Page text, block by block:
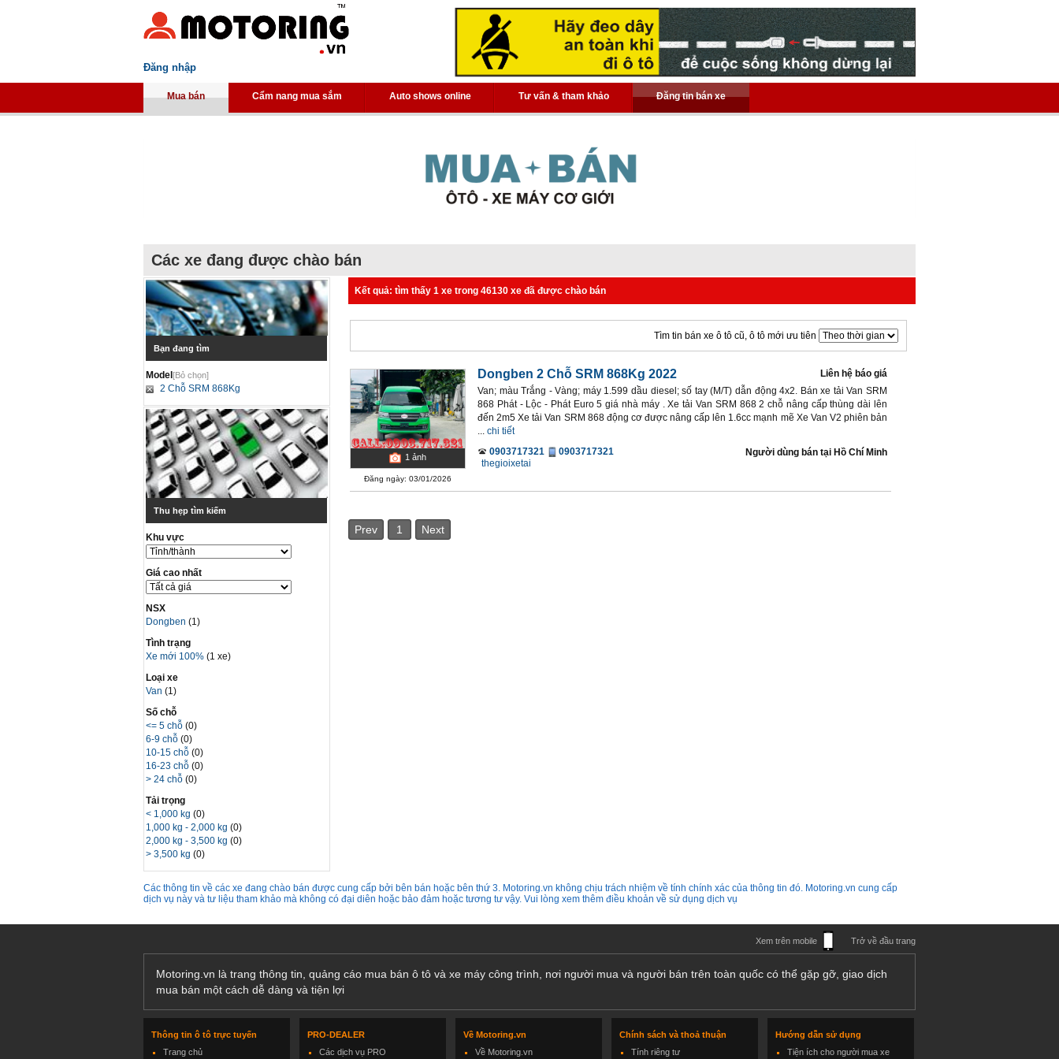
Đăng nhập
Mua bán Cẩm nang mua sắm Auto shows online Tư vấn & tham khảo Đăng tin bán xe
Các xe đang được chào bán
Bạn đang tìm
Model[Bỏ chọn]
2 Chỗ SRM 868Kg
Thu hẹp tìm kiếm
Khu vực
Giá cao nhất
NSX
Dongben(1)
Tình trạng
Xe mới 100% (1 xe)
Loại xe
Van(1)
Số chỗ
<= 5 chỗ(0)
6-9 chỗ(0)
10-15 chỗ(0)
16-23 chỗ(0)
> 24 chỗ(0)
Tải trọng
< 1,000 kg(0)
1,000 kg - 2,000 kg(0)
2,000 kg - 3,500 kg(0)
> 3,500 kg(0)
Kết quả: tìm thấy 1 xe trong 46130 xe đã được chào bán
Tìm tin bán xe ô tô cũ, ô tô mới ưu tiên
1 ảnh
Đăng ngày: 03/01/2026
Dongben 2 Chỗ SRM 868Kg 2022
Liên hệ báo giá
Van; màu Trắng - Vàng; máy 1.599 dầu diesel; số tay (M/T) dẫn động 4x2. Bán xe tải Van SRM
868 Phát - Lộc - Phát Euro 5 giá nhà máy . Xe tải Van SRM 868 2 chỗ nâng cấp thùng dài lên
đến 2m5 Xe tải Van SRM 868 động cơ được nâng cấp lên 1.6cc mạnh mẽ Xe Van V2 phiên bản
... chi tiết
0903717321
0903717321
thegioixetai
Người dùng bán tại Hồ Chí Minh
Prev 1 Next
Các thông tin về các xe đang chào bán được cung cấp bởi bên bán hoặc bên thứ 3. Motoring.vn không chịu trách nhiệm về tính chính xác của thông tin đó. Motoring.vn cung cấp
dịch vụ này và tư liệu tham khảo mà không có đại diên hoặc bảo đảm hoặc tương tư vậy. Vui lòng xem thêm điều khoản về sử dụng dịch vụ
Xem trên mobile Trở về đầu trang
Motoring.vn là trang thông tin, quảng cáo mua bán ô tô và xe máy công trình, nơi người mua và người bán trên toàn quốc có thể gặp gỡ, giao dịch
mua bán một cách dễ dàng và tiện lợi
Thông tin ô tô trực tuyến
Trang chủ
PRO-DEALER
Các dịch vụ PRO
Về Motoring.vn
Về Motoring.vn
Chính sách và thoả thuận
Tính riêng tư
Hướng dẫn sử dụng
Tiện ích cho người mua xe